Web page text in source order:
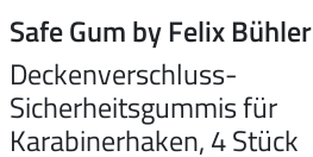
Safe Gum by Felix Bühler
Deckenverschluss-
Sicherheitsgummis für
Karabinerhaken, 4 Stück